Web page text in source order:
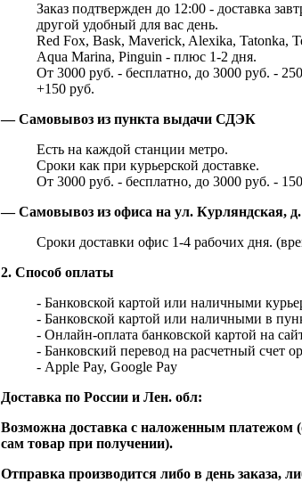
Заказ подтвержден до 12:00 - доставка
другой удобный для вас день.
Red Fox, Bask, Maverick, Alexika, Tatonka,
Aqua Marina, Pinguin - плюс 1-2 дня.
От 3000 руб. - бесплатно, до 3000 руб. -
+150 руб.
— Самовывоз из пункта выдачи СДЭК
Есть на каждой станции метро.
Сроки как при курьерской доставке.
От 3000 руб. - бесплатно, до 3000 руб. -
— Самовывоз из офиса на ул. Курляндская, д.
Сроки доставки офис 1-4 рабочих дня.
2. Способ оплаты
- Банковской картой или наличными
- Банковской картой или наличными в
- Онлайн-оплата банковской картой на
- Банковский перевод на расчетный счет
- Apple Pay, Google Pay
Доставка по России и Лен. обл:
Возможна доставка с наложенным платежом
сам товар при получении).
Отправка производится либо в день заказа,